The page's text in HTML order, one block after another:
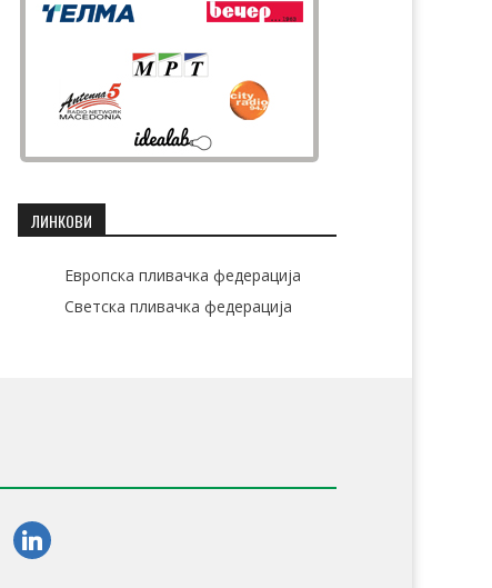
ЛИНКОВИ
Европска пливачка федерација
Светска пливачка федерација
linkedin